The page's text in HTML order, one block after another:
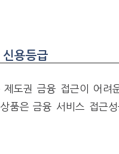
용등급
제도권 금융 접근이 어려
품은 금융 서비스 접근